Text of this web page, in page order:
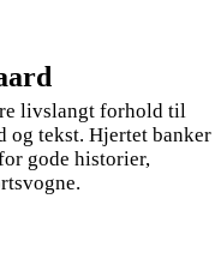
livslangt forhold til
og tekst. Hjertet banker
gode historier,